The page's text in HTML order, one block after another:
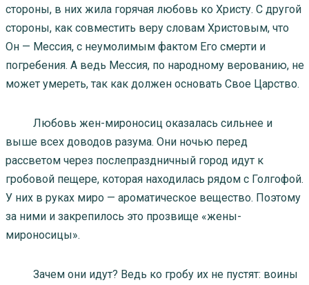
стороны, в них жила горячая любовь ко Христу. С другой
стороны, как совместить веру словам Христовым, что
Он — Мессия, с неумолимым фактом Его смерти и
погребения. А ведь Мессия, по народному верованию, не
может умереть, так как должен основать Свое Царство.
Любовь жен-мироносиц оказалась сильнее и
выше всех доводов разума. Они ночью перед
рассветом через послепраздничный город идут к
гробовой пещере, которая находилась рядом с Голгофой.
У них в руках миро — ароматическое вещество. Поэтому
за ними и закрепилось это прозвище «жены-
мироносицы».
Зачем они идут? Ведь ко гробу их не пустят: воины